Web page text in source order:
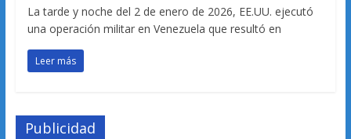
La tarde y noche del 2 de enero de 2026, EE.UU. ejecutó
una operación militar en Venezuela que resultó en
Leer más
Publicidad